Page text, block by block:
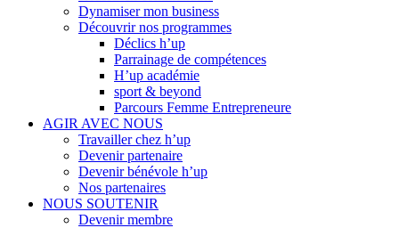
Dynamiser mon business
Découvrir nos programmes
Déclics h’up
Parrainage de compétences
H’up académie
sport & beyond
Parcours Femme Entrepreneure
AGIR AVEC NOUS
Travailler chez h’up
Devenir partenaire
Devenir bénévole h’up
Nos partenaires
NOUS SOUTENIR
Devenir membre